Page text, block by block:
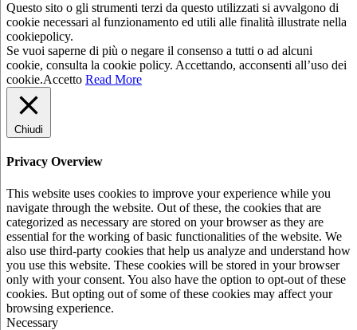
Questo sito o gli strumenti terzi da questo utilizzati si avvalgono di
cookie necessari al funzionamento ed utili alle finalità illustrate nella
cookiepolicy.
Se vuoi saperne di più o negare il consenso a tutti o ad alcuni
cookie, consulta la cookie policy. Accettando, acconsenti all’uso dei
cookie.Accetto Read More
Chiudi
Privacy Overview
This website uses cookies to improve your experience while you
navigate through the website. Out of these, the cookies that are
categorized as necessary are stored on your browser as they are
essential for the working of basic functionalities of the website. We
also use third-party cookies that help us analyze and understand how
you use this website. These cookies will be stored in your browser
only with your consent. You also have the option to opt-out of these
cookies. But opting out of some of these cookies may affect your
browsing experience.
Necessary